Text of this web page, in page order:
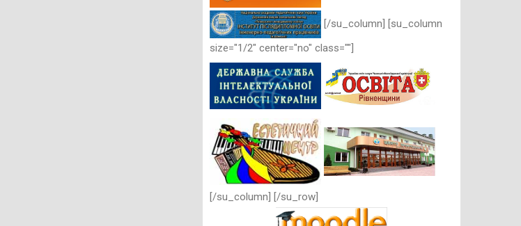
[/su_column] [su_column
size="1/2" center="no" class=""]
[/su_column] [/su_row]